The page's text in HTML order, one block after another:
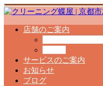
店舗のご案内
サービスのご案内
お知らせ
ブログ